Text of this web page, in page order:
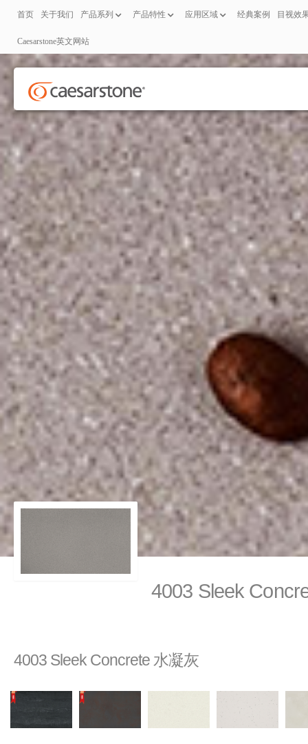
首页 关于我们 产品系列 产品特性 应用区域 经典案例 目视效
Caesarstone英文网站
4003 Sleek
4003 Sleek Concrete 水凝灰